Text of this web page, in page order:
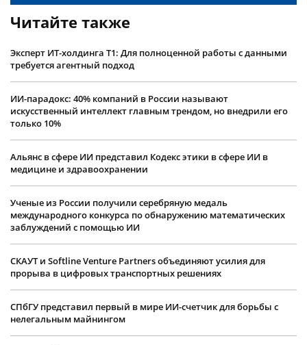
Читайте также
Эксперт ИТ-холдинга Т1: Для полноценной работы с данными
требуется агентный подход
ИИ-парадокс: 40% компаний в России называют
искусственный интеллект главным трендом, но внедрили его
только 10%
Альянс в сфере ИИ представил Кодекс этики в сфере ИИ в
медицине и здравоохранении
Ученые из России получили серебряную медаль
международного конкурса по обнаружению математических
заблуждений с помощью ИИ
СКАУТ и Softline Venture Partners объединяют усилия для
прорыва в цифровых транспортных решениях
СПбГУ представил первый в мире ИИ-счетчик для борьбы с
нелегальным майнингом